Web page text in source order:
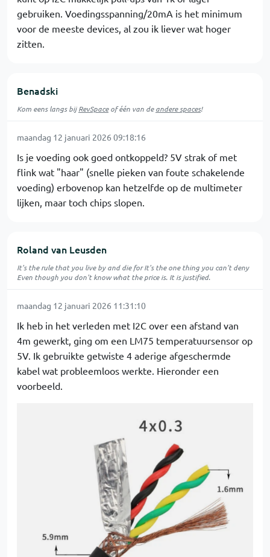
gebruiken. Voedingsspanning/20mA is het minimum
voor de meeste devices, al zou ik liever wat hoger
zitten.
Benadski
Kom eens langs bijRevSpaceof één van deandere spaces!
maandag 12 januari 2026 09:18:16
Is je voeding ook goed ontkoppeld? 5V strak of met
flink wat "haar" (snelle pieken van foute schakelende
voeding) erbovenop kan hetzelfde op de multimeter
lijken, maar toch chips slopen.
Roland van Leusden
It's the rule that you live by and die for It's the one thing you can't deny
Even though you don't know what the price is. It is justified.
maandag 12 januari 2026 11:31:10
Ik heb in het verleden met I2C over een afstand van
4m gewerkt, ging om een LM75 temperatuursensor op
5V. Ik gebruikte getwiste 4 aderige afgeschermde
kabel wat probleemloos werkte. Hieronder een
voorbeeld.